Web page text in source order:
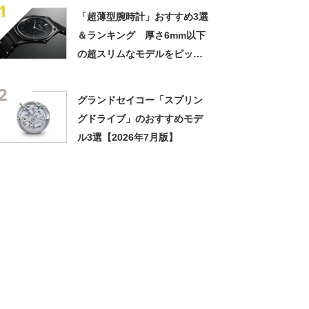
「超薄型腕時計」おすすめ3選
＆ランキング 厚さ6mm以下
の超スリムなモデルをピック
グランドセイコー「スプリン
グドライブ」のおすすめモデ
ル3選【2026年7月版】